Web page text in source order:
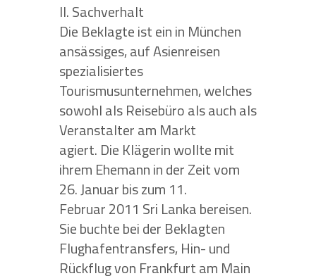
II. Sachverhalt
Die Beklagte ist ein in München
ansässiges, auf Asienreisen
spezialisiertes
Tourismusunternehmen, welches
sowohl als Reisebüro als auch als
Veranstalter am Markt
agiert. Die Klägerin wollte mit
ihrem Ehemann in der Zeit vom
26. Januar bis zum 11.
Februar 2011 Sri Lanka bereisen.
Sie buchte bei der Beklagten
Flughafentransfers, Hin- und
Rückflug von Frankfurt am Main